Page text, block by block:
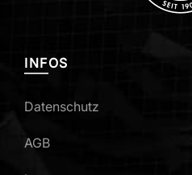
INFOS
Datenschutz
AGB